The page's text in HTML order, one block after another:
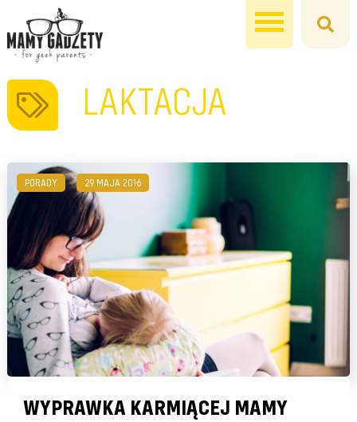
LAKTACJA
PORADY 29 MAJA 2016
WYPRAWKA KARMIĄCEJ MAMY